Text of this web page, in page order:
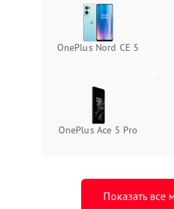
OnePlus Nord CE 5
OnePlus Ace 5 Pro
Показать все